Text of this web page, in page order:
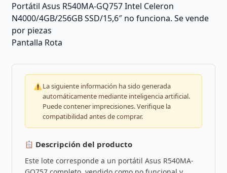
Portátil Asus R540MA-GQ757 Intel Celeron
N4000/4GB/256GB SSD/15,6″ no funciona. Se vende
por piezas
Pantalla Rota
La siguiente información ha sido generada
automáticamente mediante inteligencia artificial.
Puede contener imprecisiones. Verifique la
compatibilidad antes de comprar.
Descripción del producto
Este lote corresponde a un portátil Asus R540MA-